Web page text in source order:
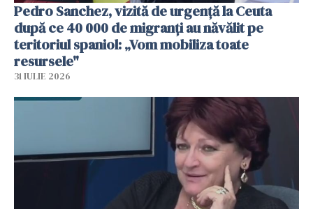
Pedro Sanchez, vizită de urgență la Ceuta
după ce 40 000 de migranți au năvălit pe
teritoriul spaniol: „Vom mobiliza toate
resursele"
31 IULIE 2026